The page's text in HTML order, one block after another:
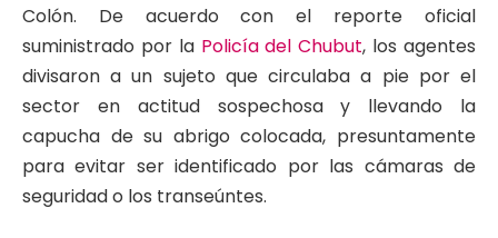
Colón. De acuerdo con el reporte oficial
suministrado por la Policía del Chubut, los agentes
divisaron a un sujeto que circulaba a pie por el
sector en actitud sospechosa y llevando la
capucha de su abrigo colocada, presuntamente
para evitar ser identificado por las cámaras de
seguridad o los transeúntes.